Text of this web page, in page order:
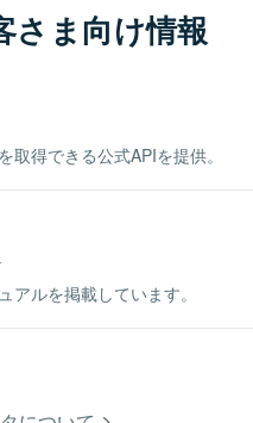
さま向け情報
得できる公式APIを提供。
ルを掲載しています。